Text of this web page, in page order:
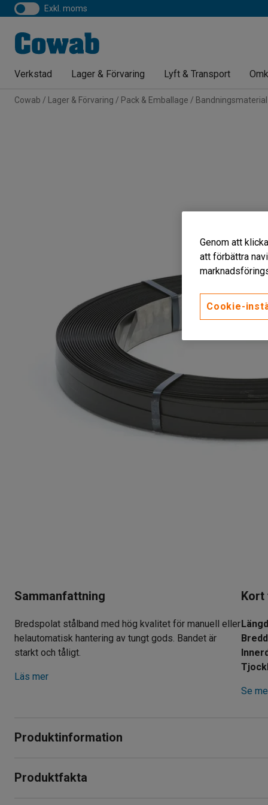
exkl. moms
Verkstad Lager & Förvaring Lyft & Transport
Cowab Lager & Förvaring Pack & Emballage Bandningsmaterial
Sammanfattning
Bredspolat stålband med hög kvalitet för manuell eller
helautomatisk hantering av tungt gods. Bandet är
starkt och tåligt.
Läs mer
Kort
Längd
Bredd
Se
Produktinformation
bandning av tyngre gods.
Produktfakta
Genom att
att förbättra
Cookie-